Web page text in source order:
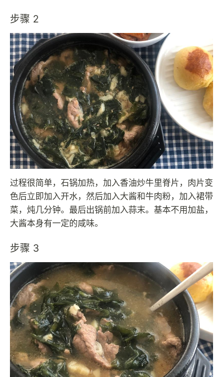
步骤 2
过程很简单，石锅加热，加入香油炒牛里脊片，肉片变
色后立即加入开水，然后加入大酱和牛肉粉，加入裙带
菜，炖几分钟。最后出锅前加入蒜末。基本不用加盐，
大酱本身有一定的咸味。
步骤 3